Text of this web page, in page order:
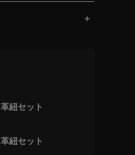
革紐セット
革紐セット